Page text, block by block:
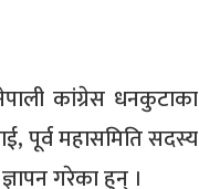
कांग्रेस धनकुटाका
पूर्व महासमिति सदस्य
गरेका हुन् ।